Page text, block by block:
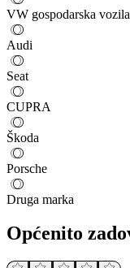
VW gospodarska vozila
Audi
Seat
CUPRA
Škoda
Porsche
Druga marka
Općenito